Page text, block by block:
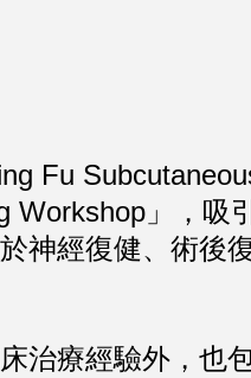
Fu
Workshop」，吸
神經復健、術後
治療經驗外，也